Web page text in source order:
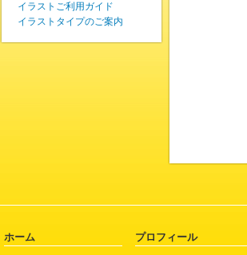
イラストご利用ガイド
イラストタイプのご案内
ホーム プロフィール